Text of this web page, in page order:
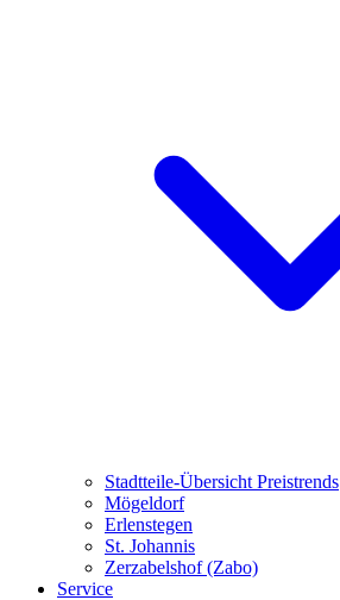
Stadtteile-Übersicht Preistrends
Mögeldorf
Erlenstegen
St. Johannis
Zerzabelshof (Zabo)
Service